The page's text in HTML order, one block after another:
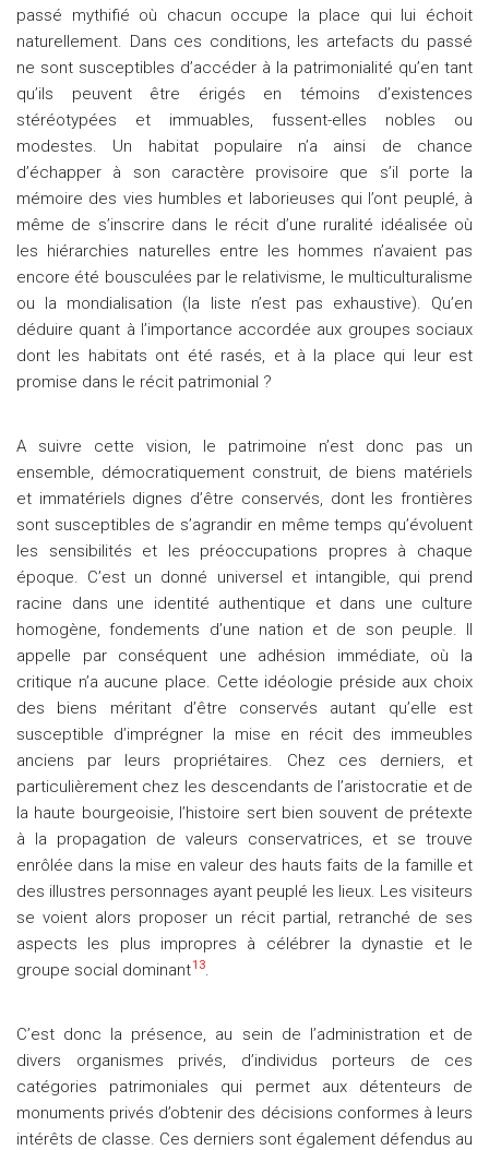
passé mythifié où chacun occupe la place qui lui échoit
naturellement. Dans ces conditions, les artefacts du passé
ne sont susceptibles d’accéder à la patrimonialité qu’en tant
qu’ils peuvent être érigés en témoins d’existences
stéréotypées et immuables, fussent-elles nobles ou
modestes. Un habitat populaire n’a ainsi de chance
d’échapper à son caractère provisoire que s’il porte la
mémoire des vies humbles et laborieuses qui l’ont peuplé, à
même de s’inscrire dans le récit d’une ruralité idéalisée où
les hiérarchies naturelles entre les hommes n’avaient pas
encore été bousculées par le relativisme, le multiculturalisme
ou la mondialisation (la liste n’est pas exhaustive). Qu’en
déduire quant à l’importance accordée aux groupes sociaux
dont les habitats ont été rasés, et à la place qui leur est
promise dans le récit patrimonial ?
A suivre cette vision, le patrimoine n’est donc pas un
ensemble, démocratiquement construit, de biens matériels
et immatériels dignes d’être conservés, dont les frontières
sont susceptibles de s’agrandir en même temps qu’évoluent
les sensibilités et les préoccupations propres à chaque
époque. C’est un donné universel et intangible, qui prend
racine dans une identité authentique et dans une culture
homogène, fondements d’une nation et de son peuple. Il
appelle par conséquent une adhésion immédiate, où la
critique n’a aucune place. Cette idéologie préside aux choix
des biens méritant d’être conservés autant qu’elle est
susceptible d’imprégner la mise en récit des immeubles
anciens par leurs propriétaires. Chez ces derniers, et
particulièrement chez les descendants de l’aristocratie et de
la haute bourgeoisie, l’histoire sert bien souvent de prétexte
à la propagation de valeurs conservatrices, et se trouve
enrôlée dans la mise en valeur des hauts faits de la famille et
des illustres personnages ayant peuplé les lieux. Les visiteurs
se voient alors proposer un récit partial, retranché de ses
aspects les plus impropres à célébrer la dynastie et le
groupe social dominant13.
C’est donc la présence, au sein de l’administration et de
divers organismes privés, d’individus porteurs de ces
catégories patrimoniales qui permet aux détenteurs de
monuments privés d’obtenir des décisions conformes à leurs
intérêts de classe. Ces derniers sont également défendus au